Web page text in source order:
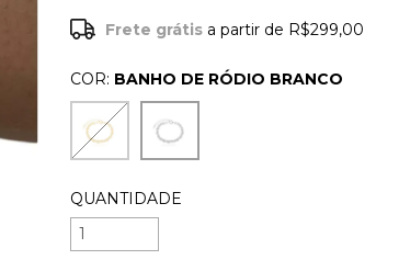
Frete grátis a partir de R$299,00
COR: BANHO DE RÓDIO BRANCO
QUANTIDADE